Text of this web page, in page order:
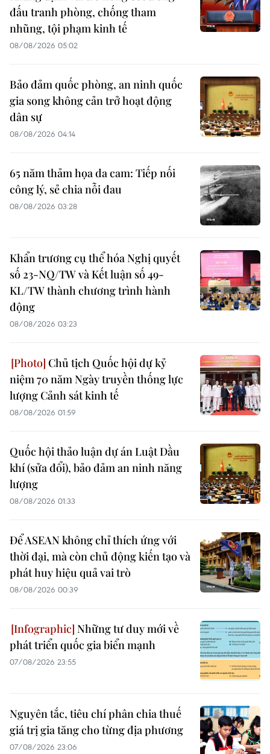
đấu tranh phòng, chống tham
nhũng, tội phạm kinh tế
08/08/2026 05:02
Bảo đảm quốc phòng, an ninh quốc
gia song không cản trở hoạt động
dân sự
08/08/2026 04:14
65 năm thảm họa da cam: Tiếp nối
công lý, sẻ chia nỗi đau
08/08/2026 03:28
Khẩn trương cụ thể hóa Nghị quyết
số 23-NQ/TW và Kết luận số 49-
KL/TW thành chương trình hành
động
08/08/2026 03:23
Chủ tịch Quốc hội dự kỷ
niệm 70 năm Ngày truyền thống lực
lượng Cảnh sát kinh tế
08/08/2026 01:59
Quốc hội thảo luận dự án Luật Dầu
khí (sửa đổi), bảo đảm an ninh năng
lượng
08/08/2026 01:33
Để ASEAN không chỉ thích ứng với
thời đại, mà còn chủ động kiến tạo và
phát huy hiệu quả vai trò
08/08/2026 00:39
Những tư duy mới về
phát triển quốc gia biển mạnh
07/08/2026 23:55
Nguyên tắc, tiêu chí phân chia thuế
giá trị gia tăng cho từng địa phương
07/08/2026 23:06